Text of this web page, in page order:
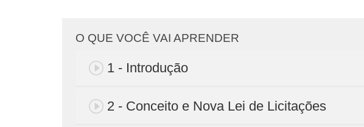
O QUE VOCÊ VAI APRENDER
1 - Introdução
2 - Conceito e Nova Lei de Licitações